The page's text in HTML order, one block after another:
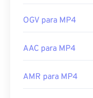
OGV para MP4
AAC para MP4
AMR para MP4